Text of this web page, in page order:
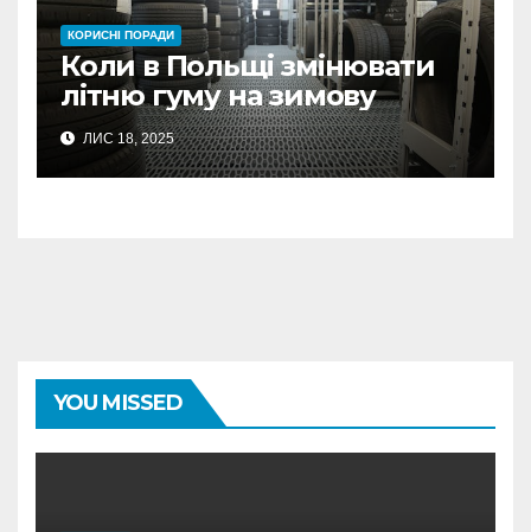
КОРИСНІ ПОРАДИ
Коли в Польщі змінювати
літню гуму на зимову
ЛИС 18, 2025
YOU MISSED